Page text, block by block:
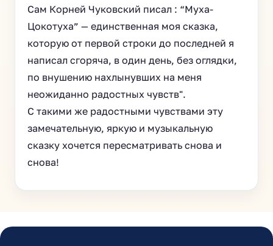
Сам Корней Чуковский писал : “Муха-
Цокотуха” — единственная моя сказка,
которую от первой строки до последней я
написал сгоряча, в один день, без оглядки,
по внушению нахлынувших на меня
неожиданно радостных чувств".
С такими же радостными чувствами эту
замечательную, яркую и музыкальную
сказку хочется пересматривать снова и
снова!